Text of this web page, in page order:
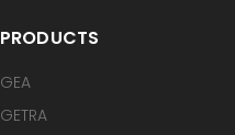
PRODUCTS
GEA
GETRA